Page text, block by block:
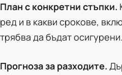
План с конкретни стъпки.
ред и в какви срокове,
трябва да бъдат осигурени.
Прогноза за разходите.